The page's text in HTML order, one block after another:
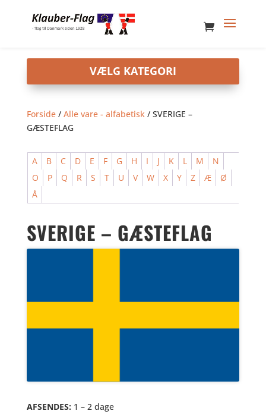
Forside/ Alle vare - alfabetisk/ SVERIGE –
GÆSTEFLAG
A B C D E F G H I J K L M
N
O
P Q R S T U V W X Y Z Æ
Ø
Å
SVERIGE – GÆSTEFLAG
AFSENDES: 1 – 2 dage